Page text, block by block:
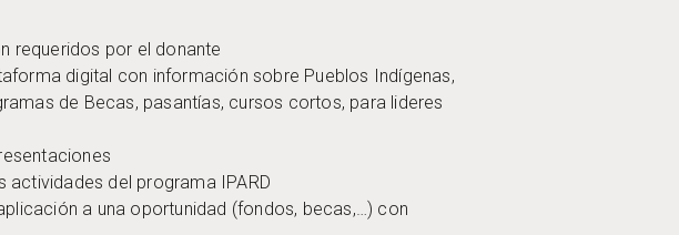
requeridos por el donante
digital con información sobre Pueblos Indígenas,
de Becas, pasantías, cursos cortos, para lideres
del programa IPARD
a una oportunidad (fondos, becas,…) con